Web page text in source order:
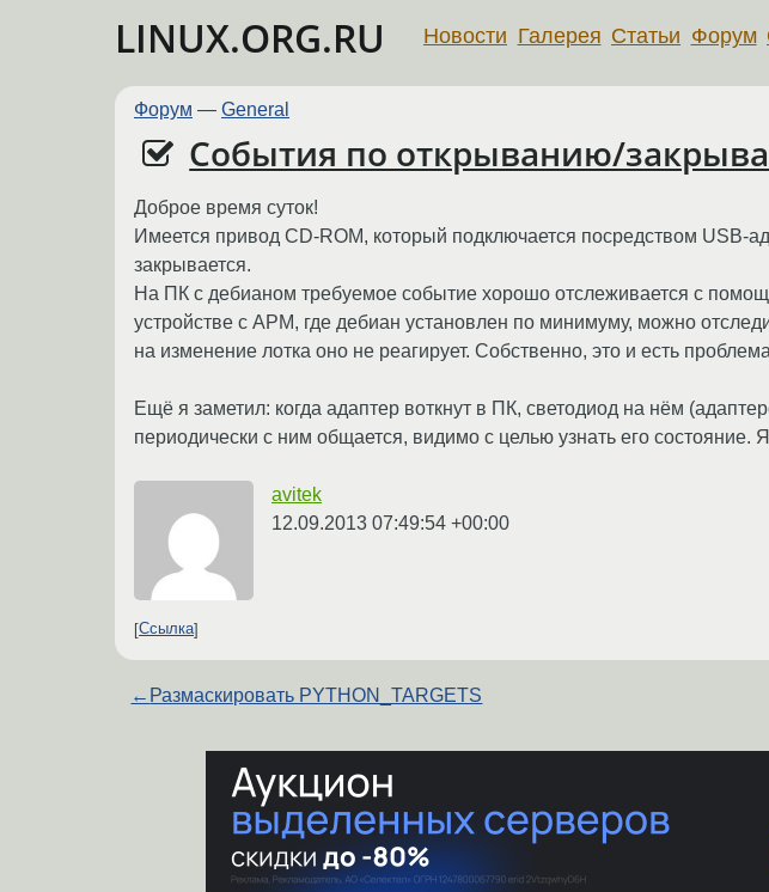
LINUX.ORG.RU Новости Галерея Статьи Форум
Форум — General
События по открыванию/
Доброе время суток!
Имеется привод CD-ROM, который подключается посредством USB-
закрывается.
На ПК с дебианом требуемое событие хорошо отслеживается с
устройстве с АРМ, где дебиан установлен по минимуму, можно
на изменение лотка оно не реагирует. Собственно, это и есть
Ещё я заметил: когда адаптер воткнут в ПК, светодиод на нём
периодически с ним общается, видимо с целью узнать его
avitek
12.09.2013 07:49:54 +00:00
Ссылка
← Размаскировать PYTHON_TARGETS